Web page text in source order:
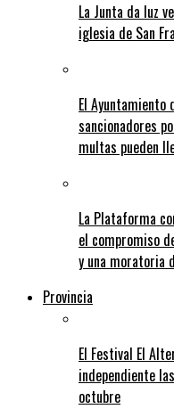
La Junta da luz
iglesia de San
El Ayuntamiento
sancionadores
multas pueden
La Plataforma
el compromiso
y una moratoria
Provincia
El Festival El
independiente
octubre